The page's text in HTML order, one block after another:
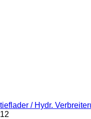
tieflader / Hydr.
12